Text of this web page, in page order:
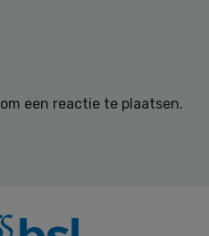
om een reactie te plaatsen.